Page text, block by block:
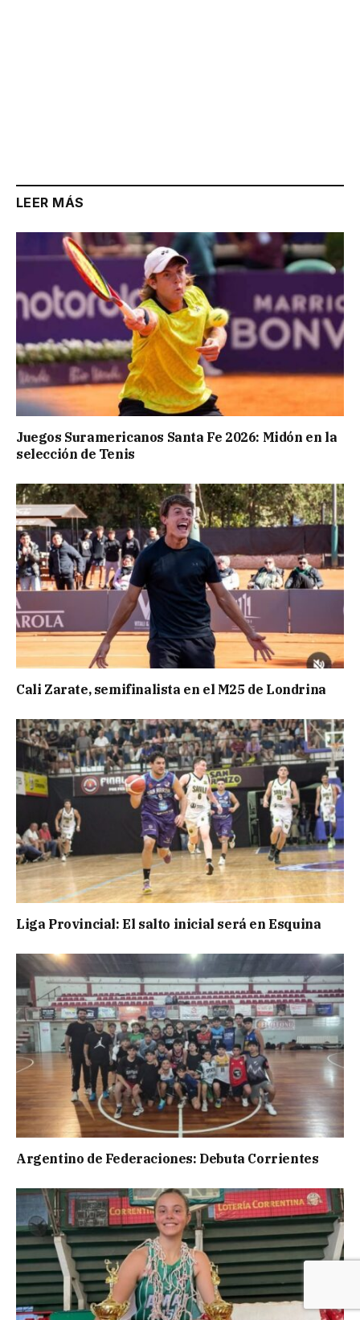
LEER MÁS
Juegos Suramericanos Santa Fe 2026: Midón en la
selección de Tenis
Cali Zarate, semifinalista en el M25 de Londrina
Liga Provincial: El salto inicial será en Esquina
Argentino de Federaciones: Debuta Corrientes